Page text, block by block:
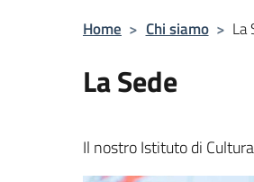
Home > Chi siamo > La
La Sede
Il nostro Istituto di